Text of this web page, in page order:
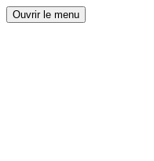
Ouvrir le menu